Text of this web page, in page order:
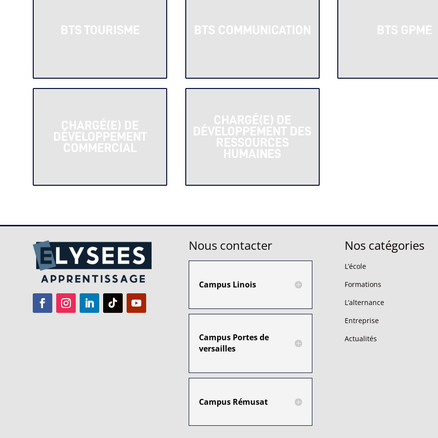
BTS TOURISME
CHARGÉ(E) DE
DÉVELOPPEMENT
COMMERCIAL
BTS COMMUNICATION
CHARGÉ(E) DE
DÉVELOPPEMENT DES
RESSOURCES
HUMAINES
BTS GPME
Nous contacter
Campus Linois
Campus Portes de
versailles
Campus Rémusat
Nos catégories
L’école
Formations
L’alternance
Entreprise
Actualités